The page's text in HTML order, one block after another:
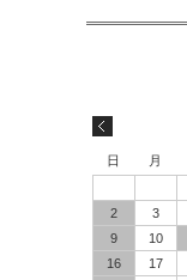
日 月
2
3
9
10
16
17